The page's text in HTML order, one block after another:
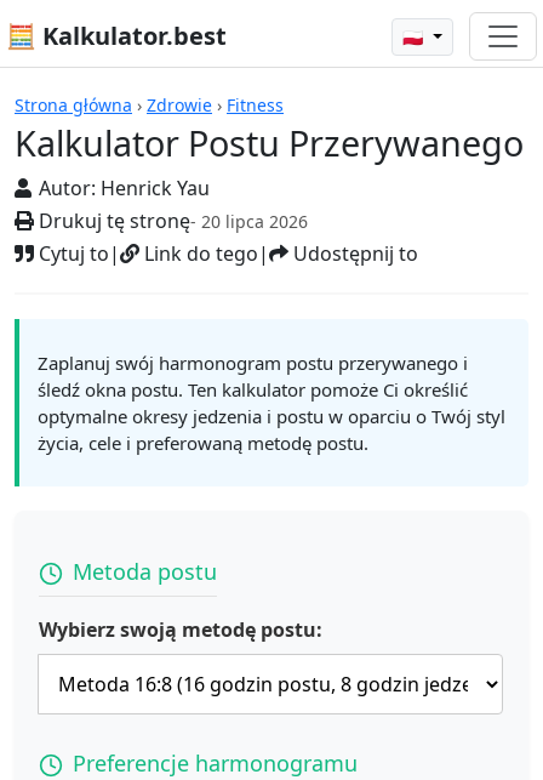
🧮 Kalkulator.best 🇵🇱
Strona główna › Zdrowie › Fitness
Kalkulator Postu Przerywanego
Autor: Henrick Yau
Drukuj tę stronę- 20 lipca 2026
Cytuj to| Link do tego| Udostępnij to
Kalkulatory
Zaplanuj swój harmonogram postu przerywanego i
śledź okna postu. Ten kalkulator pomoże Ci określić
optymalne okresy jedzenia i postu w oparciu o Twój styl
życia, cele i preferowaną metodę postu.
Metoda postu
Wybierz swoją metodę postu:
Preferencje harmonogramu